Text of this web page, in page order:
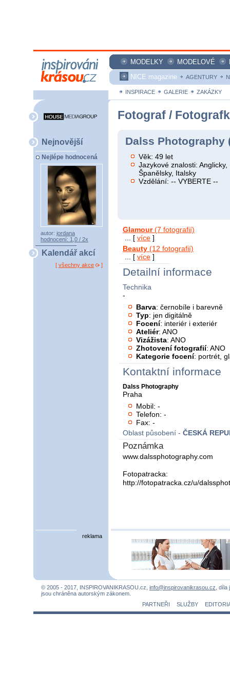
MODELKY MODELOVÉ
NICE magazine
AGENTURY
INSPIRACE GALERIE ZAKÁZKY
Nejnovější
Nejlépe hodnocená
autor: jordana
hodnocení: 1,0 / 2x
Kalendář akcí
[ všechny akce ]
Fotograf /
Dalss Photography
Věk: 49 let
Jazykové znalosti:
Španělsky, Italsky
Vzdělání: -- VYBERTE --
Glamour(7 fotografií)
... [ více ]
Beauty (12 fotografií)
... [ více ]
Detailní informace
Technika
-
Barva: černobíle i barevně
Typ: jen digitálně
Focení: interiér i exteriér
Ateliér: ANO
Vizážista: ANO
Zhotovení fotografií: ANO
Kategorie focení: portrét,
Kontaktní informace
Dalss Photography
Praha
Mobil: -
Telefon: -
Fax: -
Oblast působení - ČESKÁ
Poznámka
www.dalssphotography.com
Fotopatracka:
http://fotopatracka.cz/u/
reklama
© 2005 - 2017, INSPIROVANIKRASOU.cz, info@inspirovanikrasou.cz ,
jsou chráněna autorským zákonem.
PARTNEŘI
SLUŽBY